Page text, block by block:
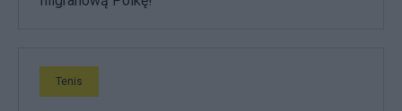
Tenis